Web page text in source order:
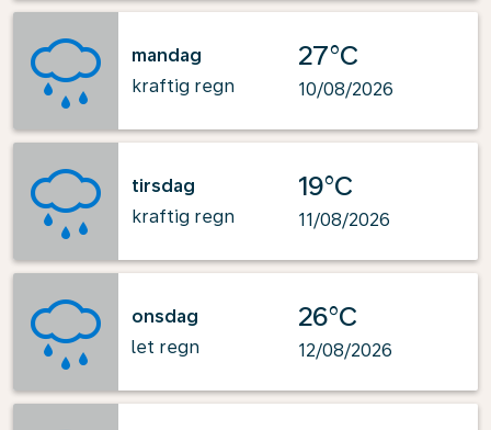
mandag
kraftig regn
27°C
10/08/2026
tirsdag
kraftig regn
19°C
11/08/2026
onsdag
let regn
26°C
12/08/2026